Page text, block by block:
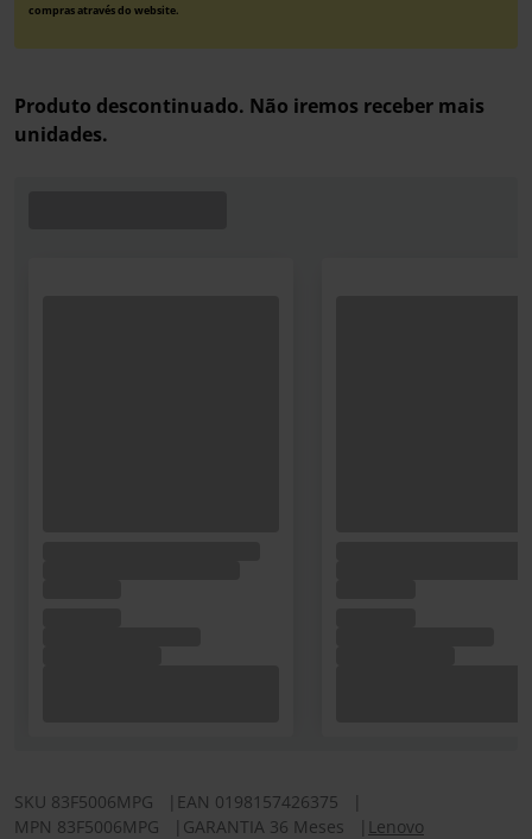
compras através do website.
Produto descontinuado. Não iremos receber mais
unidades.
SKU 83F5006MPG EAN 0198157426375
MPN 83F5006MPG GARANTIA 36 Meses Lenovo